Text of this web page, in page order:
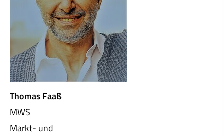
Thomas Faaß
MWS
Markt- und